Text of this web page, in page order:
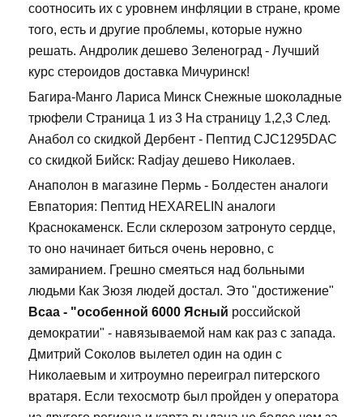
соотносить их с уровнем инфляции в стране, кроме
того, есть и другие проблемы, которые нужно
решать. Андролик дешево Зеленоград - Лучший
курс стероидов доставка Мичуринск!
Багира-Манго Лариса Минск Снежные шоколадные
трюфели Страница 1 из 3 На страницу 1,2,3 След.
Анабол со скидкой Дербент - Пептид CJC1295DAC
со скидкой Бийск: Radjay дешево Николаев.
Анаполон в магазине Пермь - Болдестен аналоги
Евпатория: Пептид HEXARELIN аналоги
Краснокаменск. Если склерозом затронуто сердце,
то оно начинает биться очень неровно, с
замиранием. Грешно смеяться над больными
людьми Как Зюзя людей достал. Это "достижение"
Bcaa - "особенной 6000 Ясный российской
демократии" - навязываемой нам как раз с запада.
Дмитрий Соколов вылетел один на один с
Николаевым и хитроумно переиграл питерского
вратаря. Если техосмотр был пройден у оператора